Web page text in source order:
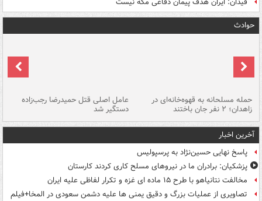
حوادث
حمله مسلحانه به قهوه‌خانه‌ای در
زاهدان؛ ۲ نفر جان باختند
عامل اصلی قتل حمیدرضا رجب‌زاده
دستگیر شد
آخرین اخبار
پاسخ نهایی حسین‌نژاد به پرسپولیس
پزشکیان: برادران ما در نیروهای مسلح کاری کردند کارستان
مخالفت نتانیاهو با طرح ۱۵ ماده ای غزه و تکرار لفاظی علیه ایران
تصاویری از عملیات بزرگ و دقیق یمنی ها علیه دشمن سعودی در المخا+فیلم